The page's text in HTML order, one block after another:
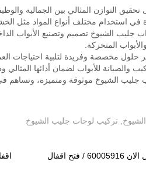
التوازن المثالي بين الجمالية
في استخدام مختلف أنواع المواد مثل
الشيوخ تصميم وتصنيع الأبواب
المتحركة.
حلول مخصصة وفريدة لتلبية احتياجات
والصيانة للأبواب لضمان أدائها المثالي
جليب الشيوخ موثوقة ومتميزة، وتساهم
تركيب لوحات جليب الشيوخ
اقفال